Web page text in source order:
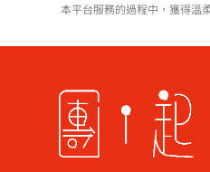
本平台服務的過程中，獲得溫